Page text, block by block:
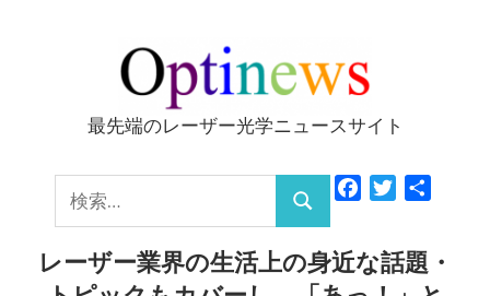
ッ
Optinews
最先端のレーザー光学ニュースサイト
索:
検
索
FacebookTwitter
レーザー業界の生活上の身近な話題・